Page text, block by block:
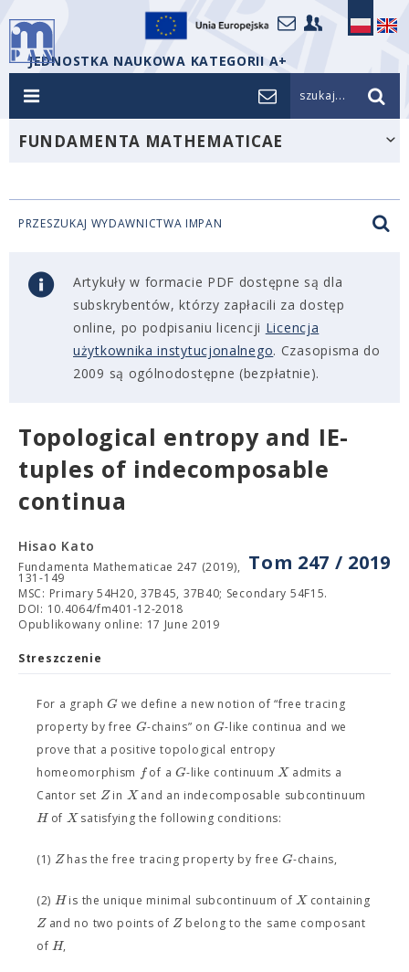
JEDNOSTKA NAUKOWA KATEGORII A+
szukaj...
FUNDAMENTA MATHEMATICAE
PRZESZUKAJ WYDAWNICTWA IMPAN
Artykuły w formacie PDF dostępne są dla
subskrybentów, którzy zapłacili za dostęp
online, po podpisaniu licencji Licencja
użytkownika instytucjonalnego. Czasopisma do
2009 są ogólnodostępne (bezpłatnie).
Topological entropy and IE-
tuples of indecomposable
continua
Tom 247 / 2019
Hisao Kato
Fundamenta Mathematicae 247 (2019),
131-149
MSC: Primary 54H20, 37B45, 37B40; Secondary 54F15.
DOI: 10.4064/fm401-12-2018
Opublikowany online: 17 June 2019
Streszczenie
For a graphG we define a new notion of “free tracing
property by free G-chains” onG-like continua and we
prove that a positive topological entropy
homeomorphism fof a G-like continuumXadmits a
Cantor set Zin Xand an indecomposable subcontinuum
Hof Xsatisfying the following conditions:
(1) Zhas the free tracing property by freeG-chains,
(2) His the unique minimal subcontinuum ofXcontaining
Zand no two points of Zbelong to the same composant
ofH,